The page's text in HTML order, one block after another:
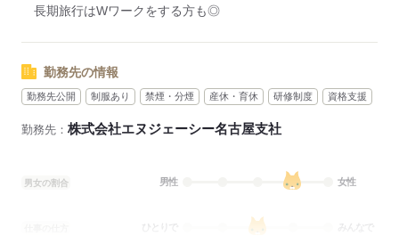
長期旅行はWワークをする方も◎
勤務先の情報
勤務先公開 制服あり 禁煙・分煙 産休・育休 研修制度 資格支援
勤務先： 株式会社エヌジェーシー名古屋支社
男女の割合 男性 女性
ひとりで みんなで